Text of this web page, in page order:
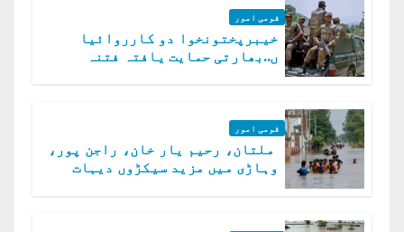
قومی امور
خیبرپختونخوا دو کارروائیا
ں..بھارتی حمایت یافتہ فتنہ
قومی امور
ملتان، رحیم یار خان، راجن پور،
وہاڑی میں مزید سیکڑوں دیہات